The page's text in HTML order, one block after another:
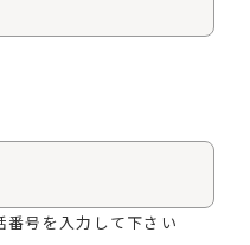
号を入力して下さい